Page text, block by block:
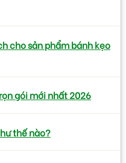
cho sản phẩm bánh kẹo
gói mới nhất 2026
thế nào?